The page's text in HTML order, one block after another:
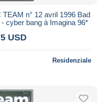
n° 12 avril 1996 Bad
cyber bang à Imagina 96*
USD
Residenziale